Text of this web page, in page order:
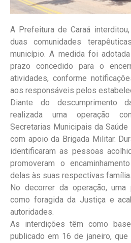
A Prefeitura de Caraá
duas comunidades
município. A medida foi
prazo concedido para o
atividades, conforme
aos responsáveis pelos
Diante do descumprimento
realizada uma operação
Secretarias Municipais da
com apoio da Brigada Militar.
identificaram as pessoas
promoveram o
delas às suas respectivas
No decorrer da operação,
como foragida da Justiça e
autoridades.
As interdições têm como
publicado em 16 de janeiro,